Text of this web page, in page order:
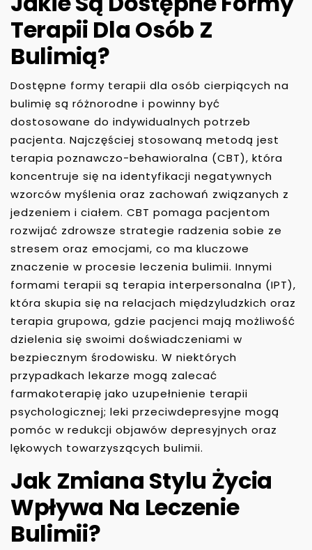
Terapii Dla Osób Z
Bulimią?
Dostępne formy terapii dla osób cierpiących na
bulimię są różnorodne i powinny być
dostosowane do indywidualnych potrzeb
pacjenta. Najczęściej stosowaną metodą jest
terapia poznawczo-behawioralna (CBT), która
koncentruje się na identyfikacji negatywnych
wzorców myślenia oraz zachowań związanych z
jedzeniem i ciałem. CBT pomaga pacjentom
rozwijać zdrowsze strategie radzenia sobie ze
stresem oraz emocjami, co ma kluczowe
znaczenie w procesie leczenia bulimii. Innymi
formami terapii są terapia interpersonalna (IPT),
która skupia się na relacjach międzyludzkich oraz
terapia grupowa, gdzie pacjenci mają możliwość
dzielenia się swoimi doświadczeniami w
bezpiecznym środowisku. W niektórych
przypadkach lekarze mogą zalecać
farmakoterapię jako uzupełnienie terapii
psychologicznej; leki przeciwdepresyjne mogą
pomóc w redukcji objawów depresyjnych oraz
lękowych towarzyszących bulimii.
Jak Zmiana Stylu Życia
Wpływa Na Leczenie
Bulimii?